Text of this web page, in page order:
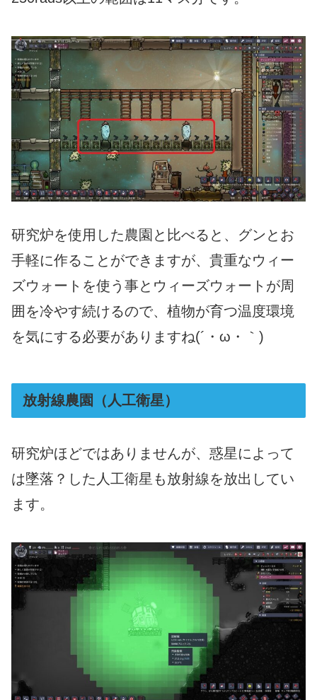
研究炉を使用した農園と比べると、グンとお
手軽に作ることができますが、貴重なウィー
ズウォートを使う事とウィーズウォートが周
囲を冷やす続けるので、植物が育つ温度環境
を気にする必要がありますね(´・ω・｀)
放射線農園（人工衛星）
研究炉ほどではありませんが、惑星によって
は墜落？した人工衛星も放射線を放出してい
ます。